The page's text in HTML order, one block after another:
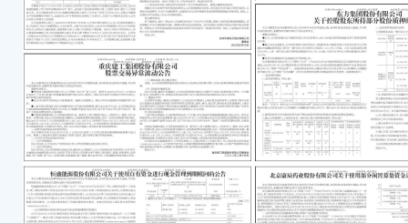
内拟
管理
用。
内容
一、
期赎
公
国工
行”
币结